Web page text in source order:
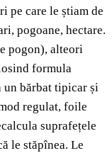
pe care le știam de
pogoane, hectare.
pogon), alteori
formula
un bărbat tipicar și
regulat, foile
suprafețele
le stăpînea. Le